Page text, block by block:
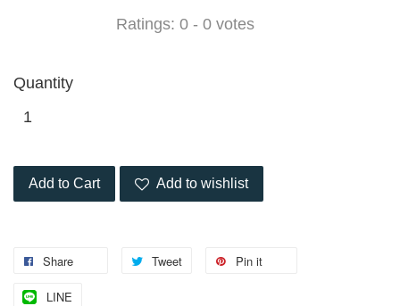
Ratings: 0 - 0 votes
Quantity
Add to Cart Add to wishlist
Share Tweet Pin it
LINE